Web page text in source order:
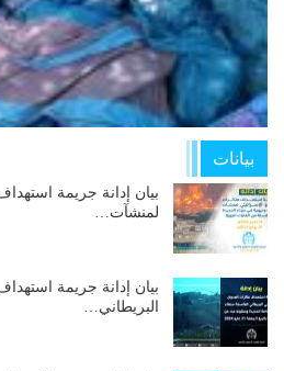
بيانات
بيان إدانة جريمة
لمنشآت…
بيان إدانة جريمة
البريطاني…